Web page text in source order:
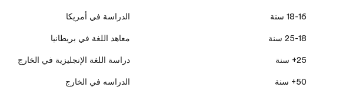
18-16 سنة
25-18 سنة
25+ سنة
50+ سنة
الدراسة في أمريكا
معاهد اللغة في بريطانيا
دراسة اللغة الإنجليزية في الخارج
الدراسه في الخارج